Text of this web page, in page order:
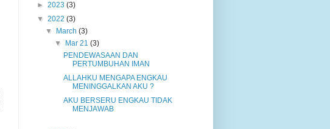
► 2023 (3)
▼ 2022 (3)
▼
March(3)
▼
Mar 21 (3)
PENDEWASAAN DAN
PERTUMBUHAN IMAN
ALLAHKU MENGAPA ENGKAU
MENINGGALKAN AKU ?
AKU BERSERU ENGKAU TIDAK
MENJAWAB